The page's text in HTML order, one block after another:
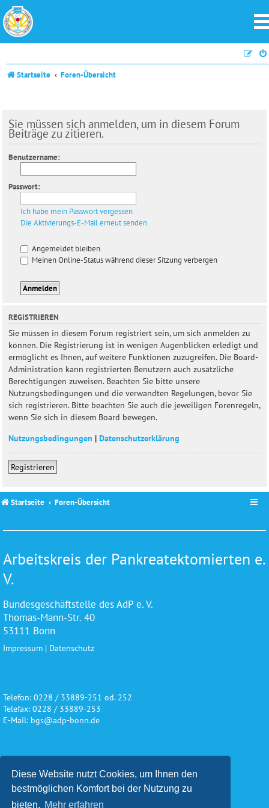
Diese Website nutzt Cookies, um Ihnen den
bestmöglichen Komfort bei der Nutzung zu
bieten. Mehr erfahren
Startseite Foren-Übersicht
Sie müssen sich anmelden, um in diesem Forum
Beiträge zu zitieren.
Benutzername:
Passwort:
Ich habe mein Passwort vergessen
Die Aktivierungs-E-Mail erneut senden
Angemeldet bleiben
Meinen Online-Status während dieser Sitzung verbergen
REGISTRIEREN
Sie müssen in diesem Forum registriert sein, um sich anmelden zu
können. Die Registrierung ist in wenigen Augenblicken erledigt und
ermöglicht es Ihnen, auf weitere Funktionen zuzugreifen. Die Board-
Administration kann registrierten Benutzern auch zusätzliche
Berechtigungen zuweisen. Beachten Sie bitte unsere
Nutzungsbedingungen und die verwandten Regelungen, bevor Sie
sich registrieren. Bitte beachten Sie auch die jeweiligen Forenregeln,
wenn Sie sich in diesem Board bewegen.
Nutzungsbedingungen | Datenschutzerklärung
Registrieren
Startseite Foren-Übersicht
Arbeitskreis der Pankreatektomierten e.
V.
Bundesgeschäftstelle des AdP e. V.
Thomas-Mann-Str. 40
53111 Bonn
Impressum | Datenschutz
Telefon: 0228 / 33889-251 od. 252
Telefax: 0228 / 33889-253
E-Mail: bgs@adp-bonn.de
Wir danken für die freundliche
Unterstützung und Förderung